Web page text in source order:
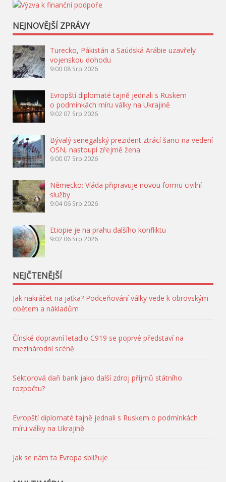
NEJNOVĚJŠÍ ZPRÁVY
Turecko, Pákistán a Saúdská Arábie uzavřely
vojenskou dohodu
9:00 08 Srp 2026
Evropští diplomaté tajně jednali s Ruskem
o podmínkách míru války na Ukrajině
9:02 07 Srp 2026
Bývalý senegalský prezident ztrácí šanci na vedení
OSN, nastoupí zřejmě žena
9:00 07 Srp 2026
Německo: Vláda připravuje novou formu civilní
služby
9:04 06 Srp 2026
Etiopie je na prahu dalšího konfliktu
9:02 06 Srp 2026
NEJČTENĚJŠÍ
Jak nakráčet na jatka? Podceňování války vede k obrovským
obětem a nákladům
Čínské dopravní letadlo C919 se poprvé představí na
mezinárodní scéně
Sektorová daň bank jako další zdroj příjmů státního
rozpočtu?
Evropští diplomaté tajně jednali s Ruskem o podmínkách
míru války na Ukrajině
Jak se nám ta Evropa sbližuje